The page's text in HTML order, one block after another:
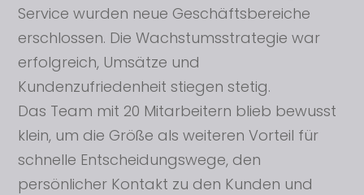
Service wurden neue Geschäftsbereiche
erschlossen. Die Wachstumsstrategie war
erfolgreich, Umsätze und
Kundenzufriedenheit stiegen stetig.
Das Team mit 20 Mitarbeitern blieb bewusst
klein, um die Größe als weiteren Vorteil für
schnelle Entscheidungswege, den
persönlicher Kontakt zu den Kunden und